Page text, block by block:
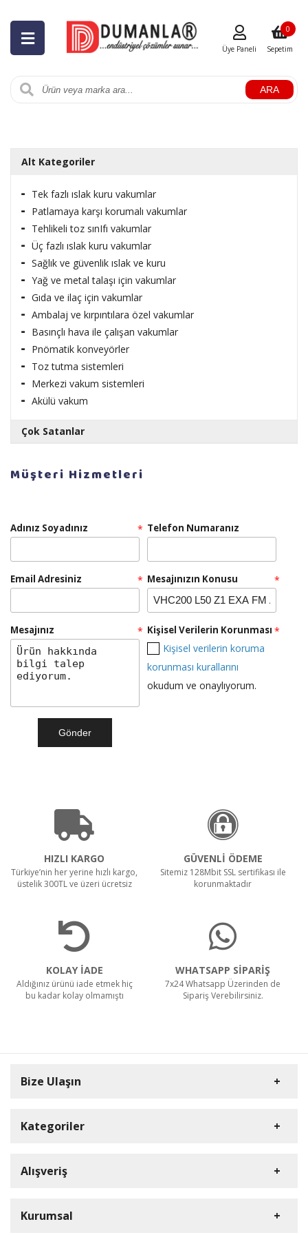
ARA
Üye Paneli Sepetim
0
Alt Kategoriler
Tek fazlı ıslak kuru vakumlar
Patlamaya karşı korumalı vakumlar
Tehlikeli toz sınIfı vakumlar
Üç fazlı ıslak kuru vakumlar
Sağlık ve güvenlik ıslak ve kuru
Yağ ve metal talaşı için vakumlar
Gıda ve ilaç için vakumlar
Ambalaj ve kırpıntılara özel vakumlar
Basınçlı hava ile çalışan vakumlar
Pnömatik konveyörler
Toz tutma sistemleri
Merkezi vakum sistemleri
Akülü vakum
Çok Satanlar
RULOPAK SENSÖRLÜ HAVLU MAKİNESİ 26 CM -
BEYAZ
Teklif Al!
SR 1601 B Akülü
CTS40 MC Z22 EXA
Müşteri Hizmetleri
Adınız Soyadınız * Telefon Numaranız
Email Adresiniz * Mesajınızın Konusu *
Mesajınız * Kişisel Verilerin Korunması
Kişisel verilerin koruma
korunması kurallarını
okudum ve onaylıyorum.
*
HIZLI KARGO
Türkiye’nin her yerine hızlı kargo,
üstelik 300TL ve üzeri ücretsiz
GÜVENLİ ÖDEME
Sitemiz 128Mbit SSL sertifikası ile
korunmaktadır
KOLAY İADE
Aldığınız ürünü iade etmek hiç
bu kadar kolay olmamıştı
WHATSAPP SİPARİŞ
7x24 Whatsapp Üzerinden de
Sipariş Verebilirsiniz.
Bize Ulaşın
0(352) 231 92 94
Kategoriler
Rulopak
Ermop
Alışveriş
Kurumsal